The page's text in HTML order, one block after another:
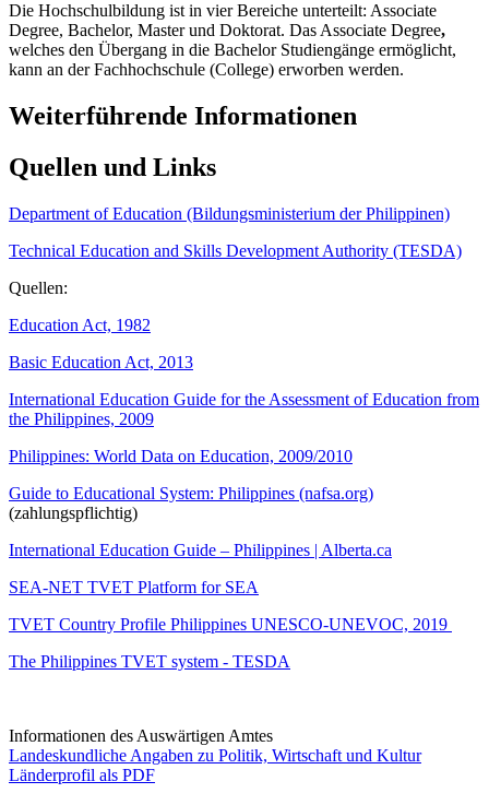
Die Hochschulbildung ist in vier Bereiche unterteilt: Associate
Degree, Bachelor, Master und Doktorat. Das Associate Degree,
welches den Übergang in die Bachelor Studiengänge ermöglicht,
kann an der Fachhochschule (College) erworben werden.
Weiterführende Informationen
Quellen und Links
Department of Education (Bildungsministerium der Philippinen)
Technical Education and Skills Development Authority (TESDA)
Quellen:
Education Act, 1982
Basic Education Act, 2013
International Education Guide for the Assessment of Education from
the Philippines, 2009
Philippines: World Data on Education, 2009/2010
Guide to Educational System: Philippines (nafsa.org)
(zahlungspflichtig)
International Education Guide – Philippines | Alberta.ca
SEA-NET TVET Platform for SEA
TVET Country Profile Philippines UNESCO-UNEVOC, 2019
The Philippines TVET system - TESDA
Informationen des Auswärtigen Amtes
Landeskundliche Angaben zu Politik, Wirtschaft und Kultur
Länderprofil als PDF